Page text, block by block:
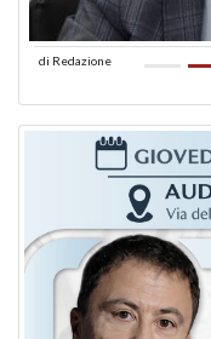
di Redazione